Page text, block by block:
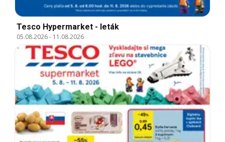
Tesco Hypermarket - leták
05.08.2026- 11.08.2026